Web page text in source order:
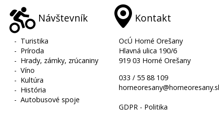
Návštevník
- Turistika
- Príroda
- Hrady, zámky, zrúcaniny
-Víno
- Kultúra
- História
-Autobusové spoje
Kontakt
OcÚ Horné Orešany
Hlavná ulica 190/6
919 03 Horné Orešany
033 / 55 88 109
GDPR - Politika